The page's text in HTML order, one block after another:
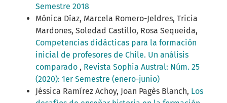
Semestre 2018
Mónica Díaz, Marcela Romero-Jeldres, Tricia
Mardones, Soledad Castillo, Rosa Sequeida,
Competencias didácticas para la formación
inicial de profesores de Chile. Un análisis
comparado , Revista Sophia Austral: Núm. 25
(2020): 1er Semestre (enero-junio)
Jéssica Ramírez Achoy, Joan Pagès Blanch, Los